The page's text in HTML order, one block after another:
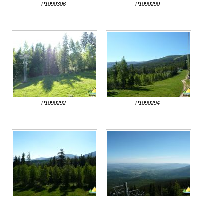
P1090306 P1090290
P1090292 P1090294